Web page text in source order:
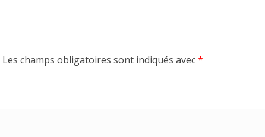
Les champs obligatoires sont indiqués avec*